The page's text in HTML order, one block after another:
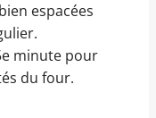
espacées
minute pour
du four.